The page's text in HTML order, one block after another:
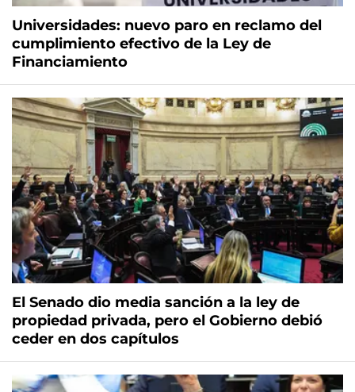
Universidades: nuevo paro en reclamo del
cumplimiento efectivo de la Ley de
Financiamiento
El Senado dio media sanción a la ley de
propiedad privada, pero el Gobierno debió
ceder en dos capítulos